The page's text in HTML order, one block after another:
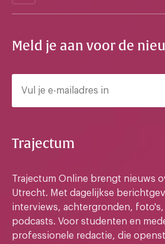
Meld je aan voor de
Trajectum
Trajectum Online brengt nieuws
Utrecht. Met dagelijkse
interviews, achtergronden, foto's,
podcasts. Voor studenten en
professionele redactie, die